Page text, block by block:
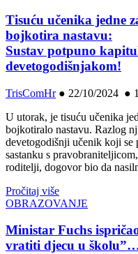
Tisuću učenika jedne
bojkotira nastavu:
Sustav potpuno
devetogodišnjakom!
TrisComHr● 22/10/2024 ●
U utorak, je tisuću učenika
bojkotiralo nastavu. Razlog
devetogodišnji učenik koji se
sastanku s
roditelji, dogovor bio da
Pročitaj više
OBRAZOVANJE
Ministar Fuchs
vratiti djecu u